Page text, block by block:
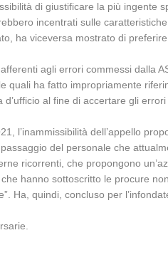
di giustificare la più ingente
incentrati sulle
ha viceversa mostrato di
agli errori commessi dalla
quali ha fatto impropriamente
al fine di accertare gli
l’inammissibilità dell’appello
del personale che
ricorrenti, che propongono
hanno sottoscritto le procure
Ha, quindi, concluso per